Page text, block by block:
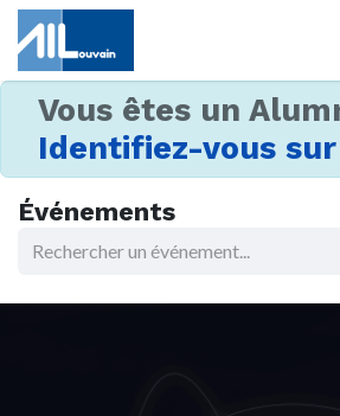
Vous êtes un
Identifiez-vous
Événements